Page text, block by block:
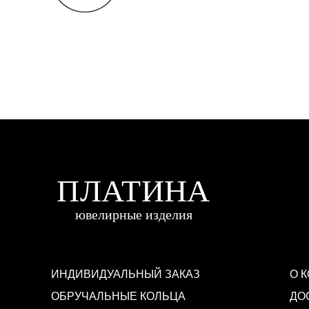
ИНДИВИДУАЛЬНЫЙ ЗАКАЗ
ОБРУЧАЛЬНЫЕ КОЛЬЦА
О